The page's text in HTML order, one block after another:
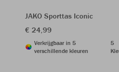
JAKO Sporttas Iconic
€ 24,99
Verkrijgbaar in 5
verschillende kleuren
5